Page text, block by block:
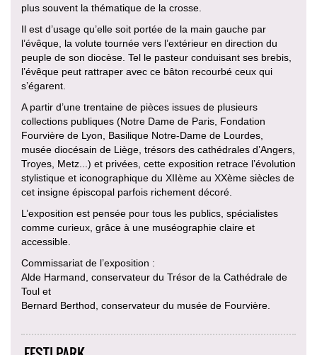
plus souvent la thématique de la crosse.
Il est d’usage qu’elle soit portée de la main gauche par
l’évêque, la volute tournée vers l’extérieur en direction du
peuple de son diocèse. Tel le pasteur conduisant ses brebis,
l’évêque peut rattraper avec ce bâton recourbé ceux qui
s’égarent.
A partir d’une trentaine de pièces issues de plusieurs
collections publiques (Notre Dame de Paris, Fondation
Fourvière de Lyon, Basilique Notre-Dame de Lourdes,
musée diocésain de Liège, trésors des cathédrales d’Angers,
Troyes, Metz...) et privées, cette exposition retrace l’évolution
stylistique et iconographique du XIIème au XXème siècles de
cet insigne épiscopal parfois richement décoré.
L’exposition est pensée pour tous les publics, spécialistes
comme curieux, grâce à une muséographie claire et
accessible.
Commissariat de l’exposition :
Alde Harmand, conservateur du Trésor de la Cathédrale de
Toul et
Bernard Berthod, conservateur du musée de Fourvière.